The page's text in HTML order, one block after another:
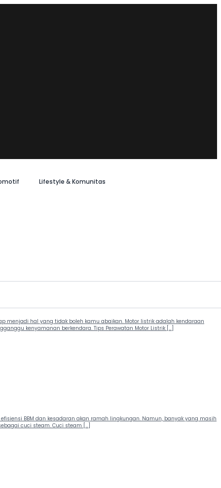
Lifestyle & Komunitas
menjadi hal yang tidak boleh kamu abaikan. Motor listrik adalah kendaraan
kenyamanan berkendara. Tips Perawatan Motor Listrik […]
BBM dan kesadaran akan ramah lingkungan. Namun, banyak yang masih
cuci steam. Cuci steam […]